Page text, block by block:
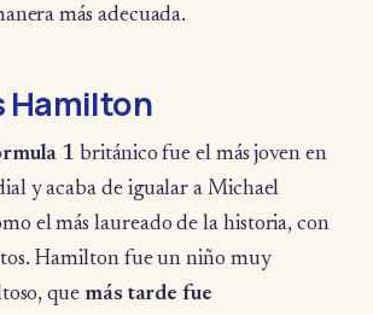
más adecuada.
Hamilton
1 británico fue el más joven en
y acaba de igualar a Michael
el más laureado de la historia, con
Hamilton fue un niño muy
que más tarde fue